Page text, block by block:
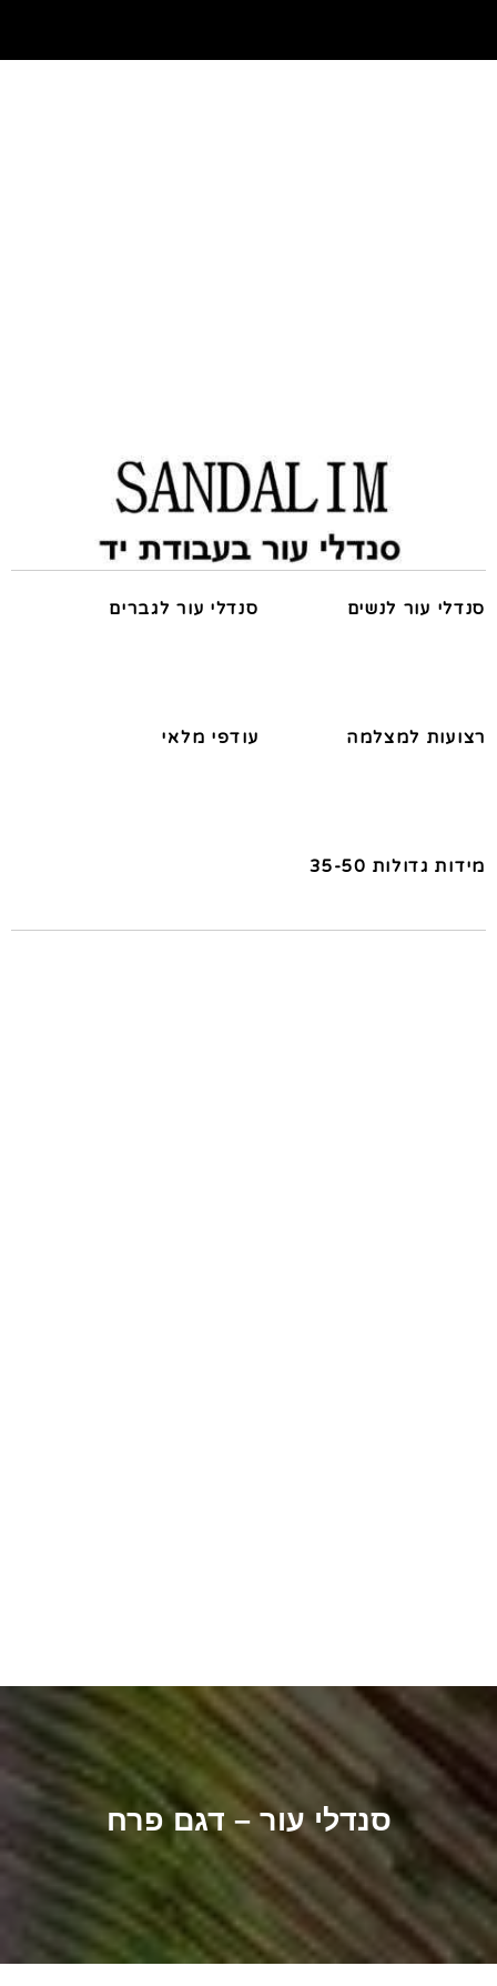
סנדלי עור לנשים סנדלי עור לגברים
רצועות למצלמה עודפי מלאי
מידות גדולות 35-50
סנדלי עור – דגם פרח